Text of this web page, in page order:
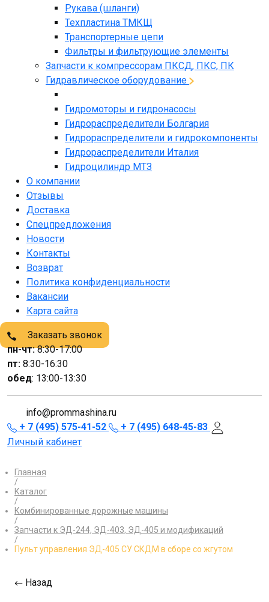
Рукава (шланги)
Техпластина ТМКЩ
Транспортерные цепи
Фильтры и фильтрующие элементы
Запчасти к компрессорам ПКСД, ПКС, ПК
Гидравлическое оборудование
Гидромоторы и гидронасосы
Гидрораспределители Болгария
Гидрораспределители и гидрокомпоненты
Гидрораспределители Италия
Гидроцилиндр МТЗ
О компании
Отзывы
Доставка
Спецпредложения
Новости
Контакты
Возврат
Политика конфиденциальности
Вакансии
Карта сайта
Заказать звонок
пн-чт:8:30-17:00
пт: 8:30-16:30
обед: 13:00-13:30
info@prommashina.ru
+ 7 (495) 575-41-52
+ 7 (495) 648-45-83
Личный кабинет
Главная
/
Каталог
/
Комбинированные дорожные машины
/
Запчасти к ЭД-244, ЭД-403, ЭД-405 и модификаций
/
Пульт управления ЭД-405 СУ СКДМ в сборе со жгутом
Назад